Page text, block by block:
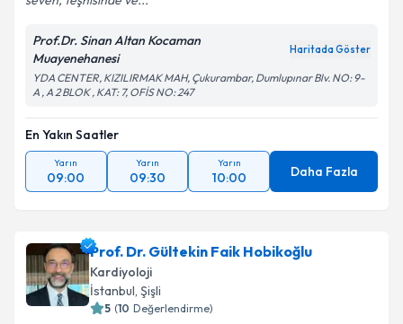
seven, teşhisinde ve...
Prof.Dr. Sinan Altan Kocaman
Muayenehanesi
YDA CENTER, KIZILIRMAK MAH, Çukurambar, Dumlupınar Blv. NO: 9-
A , A 2 BLOK , KAT: 7, OFİS NO: 247
En Yakın Saatler
Yarın
09:00
Yarın
09:30
Yarın
10:00 Daha Fazla
Prof. Dr. Gültekin Faik Hobikoğlu
Kardiyoloji
İstanbul,Şişli
( Değerlendirme)